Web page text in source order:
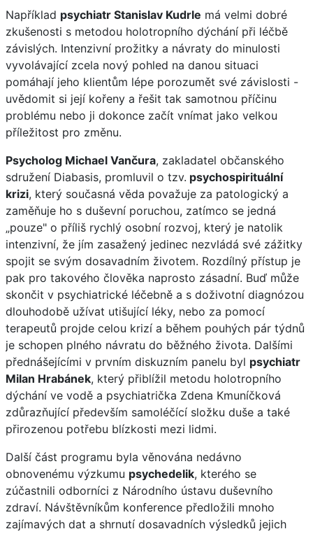
Například psychiatr Stanislav Kudrle má velmi dobré
zkušenosti s metodou holotropního dýchání při léčbě
závislých. Intenzivní prožitky a návraty do minulosti
vyvolávající zcela nový pohled na danou situaci
pomáhají jeho klientům lépe porozumět své závislosti -
uvědomit si její kořeny a řešit tak samotnou příčinu
problému nebo ji dokonce začít vnímat jako velkou
příležitost pro změnu.
Psycholog Michael Vančura, zakladatel občanského
sdružení Diabasis, promluvil o tzv. psychospirituální
krizi, který současná věda považuje za patologický a
zaměňuje ho s duševní poruchou, zatímco se jedná
„pouze" o příliš rychlý osobní rozvoj, který je natolik
intenzivní, že jím zasažený jedinec nezvládá své zážitky
spojit se svým dosavadním životem. Rozdílný přístup je
pak pro takového člověka naprosto zásadní. Buď může
skončit v psychiatrické léčebně a s doživotní diagnózou
dlouhodobě užívat utišující léky, nebo za pomocí
terapeutů projde celou krizí a během pouhých pár týdnů
je schopen plného návratu do běžného života. Dalšími
přednášejícími v prvním diskuzním panelu byl psychiatr
Milan Hrabánek, který přiblížil metodu holotropního
dýchání ve vodě a psychiatrička Zdena Kmuníčková
zdůrazňující především samoléčící složku duše a také
přirozenou potřebu blízkosti mezi lidmi.
Další část programu byla věnována nedávno
obnovenému výzkumu psychedelik, kterého se
zúčastnili odborníci z Národního ústavu duševního
zdraví. Návštěvníkům konference předložili mnoho
zajímavých dat a shrnutí dosavadních výsledků jejich